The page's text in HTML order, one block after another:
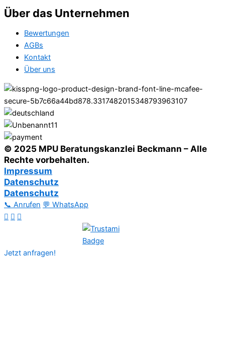
Über das Unternehmen
Bewertungen
AGBs
Kontakt
Über uns
© 2025 MPU Beratungskanzlei Beckmann – Alle
Rechte vorbehalten.
Impressum
Datenschutz
Datenschutz
📞 Anrufen 💬 WhatsApp
Jetzt anfragen!